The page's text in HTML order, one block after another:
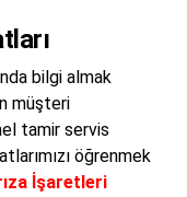
bilgi almak
müşteri
tamir servis
öğrenmek
İşaretleri